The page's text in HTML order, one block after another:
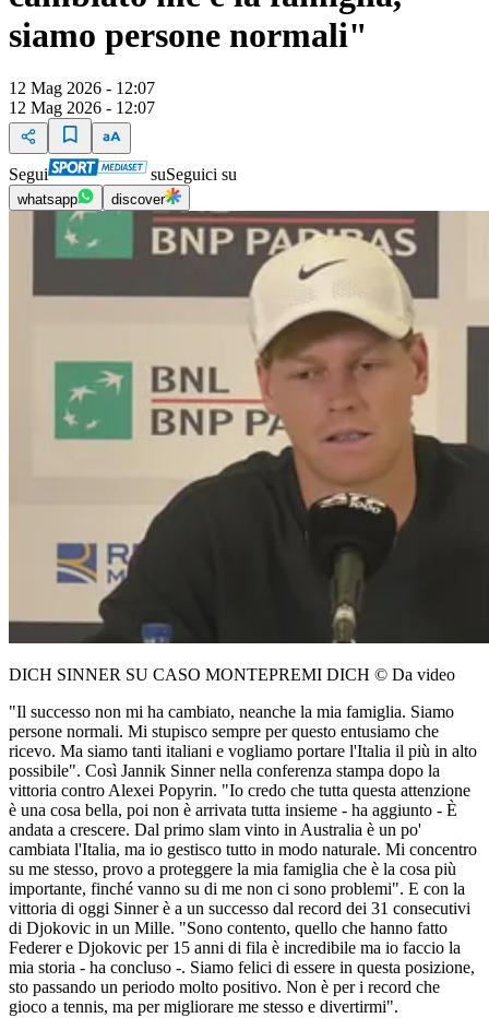
siamo persone normali"
12 Mag 2026 - 12:07
12 Mag 2026 - 12:07
Segui suSeguici su
whatsapp discover
DICH SINNER SU CASO MONTEPREMI DICH © Da video
"Il successo non mi ha cambiato, neanche la mia famiglia. Siamo
persone normali. Mi stupisco sempre per questo entusiamo che
ricevo. Ma siamo tanti italiani e vogliamo portare l'Italia il più in alto
possibile". Così Jannik Sinner nella conferenza stampa dopo la
vittoria contro Alexei Popyrin. "Io credo che tutta questa attenzione
è una cosa bella, poi non è arrivata tutta insieme - ha aggiunto - È
andata a crescere. Dal primo slam vinto in Australia è un po'
cambiata l'Italia, ma io gestisco tutto in modo naturale. Mi concentro
su me stesso, provo a proteggere la mia famiglia che è la cosa più
importante, finché vanno su di me non ci sono problemi". E con la
vittoria di oggi Sinner è a un successo dal record dei 31 consecutivi
di Djokovic in un Mille. "Sono contento, quello che hanno fatto
Federer e Djokovic per 15 anni di fila è incredibile ma io faccio la
mia storia - ha concluso -. Siamo felici di essere in questa posizione,
sto passando un periodo molto positivo. Non è per i record che
gioco a tennis, ma per migliorare me stesso e divertirmi".